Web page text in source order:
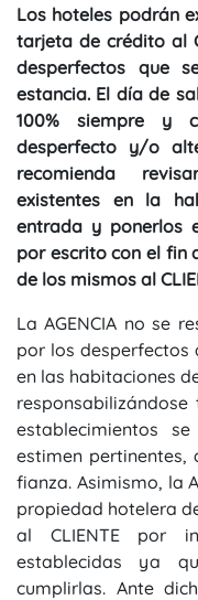
Los hoteles podrán
tarjeta de crédito al
desperfectos que
estancia. El día de
100% siempre y
desperfecto y/o
recomienda
existentes en la
entrada y ponerlos
por escrito con el fin
de los mismos al
La AGENCIA no se
por los desperfectos
en las habitaciones
establecimientos
estimen
fianza. Asimismo, la
propiedad hotelera
al CLIENTE por
establecidas ya
cumplirlas. Ante